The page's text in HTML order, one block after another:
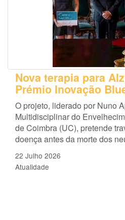
Nova terapia para
Prémio Inovação
O projeto, liderado por Nuno
Multidisciplinar do
de Coimbra (UC), pretende
doença antes da morte dos
22 Julho 2026
Atualidade